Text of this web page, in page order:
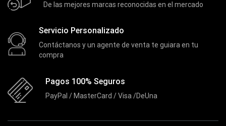
De las mejores marcas reconocidas en el mercado
Servicio Personalizado
Contáctanos y un agente de venta te guiara en tu
compra
Pagos 100% Seguros
PayPal / MasterCard / Visa /DeUna